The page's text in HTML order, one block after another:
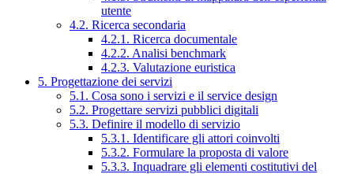
utente
4.2. Ricerca secondaria
4.2.1. Ricerca documentale
4.2.2. Analisi benchmark
4.2.3. Valutazione euristica
5. Progettazione dei servizi
5.1. Cosa sono i servizi e il service design
5.2. Progettare servizi pubblici digitali
5.3. Definire il modello di servizio
5.3.1. Identificare gli attori coinvolti
5.3.2. Formulare la proposta di valore
5.3.3. Inquadrare gli elementi costitutivi del